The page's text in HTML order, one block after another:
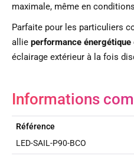
maximale, même en
Parfaite pour les particuliers
allie performance énergétique
éclairage extérieur à la fois
Informations
Référence
LED-SAIL-P90-BCO